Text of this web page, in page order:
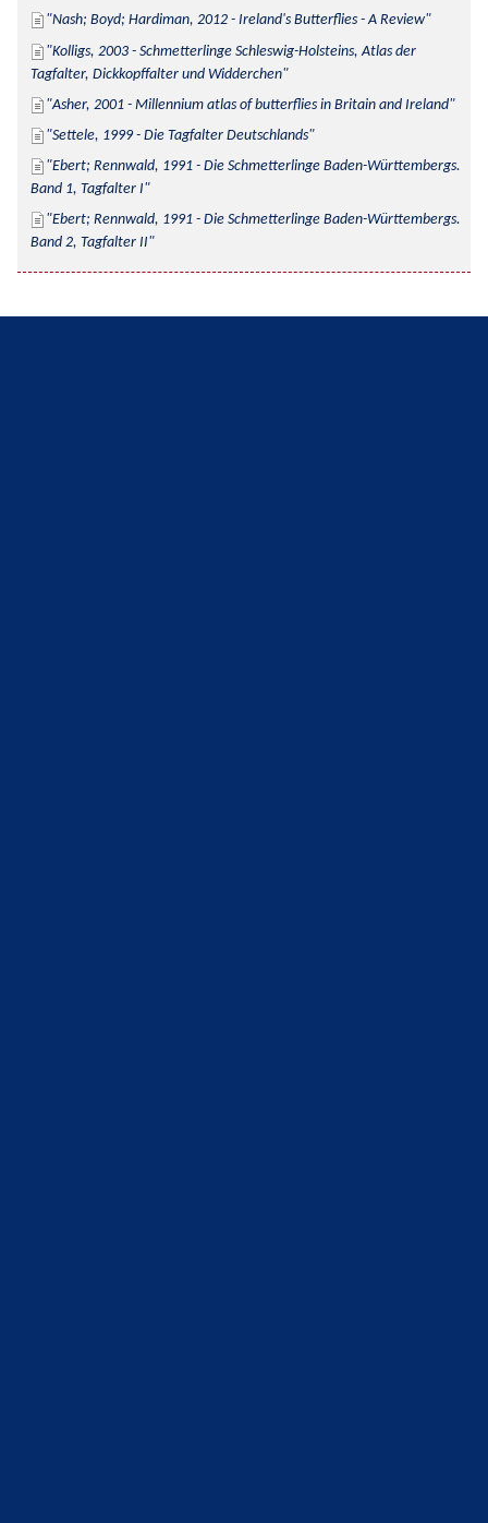
Nash; Boyd; Hardiman, 2012 - Ireland's Butterflies - A Review
Kolligs, 2003 - Schmetterlinge Schleswig-Holsteins, Atlas der
Tagfalter, Dickkopffalter und Widderchen
Asher, 2001 - Millennium atlas of butterflies in Britain and Ireland
Settele, 1999 - Die Tagfalter Deutschlands
Ebert; Rennwald, 1991 - Die Schmetterlinge Baden-Württembergs.
Band 1, Tagfalter I
Ebert; Rennwald, 1991 - Die Schmetterlinge Baden-Württembergs.
Band 2, Tagfalter II